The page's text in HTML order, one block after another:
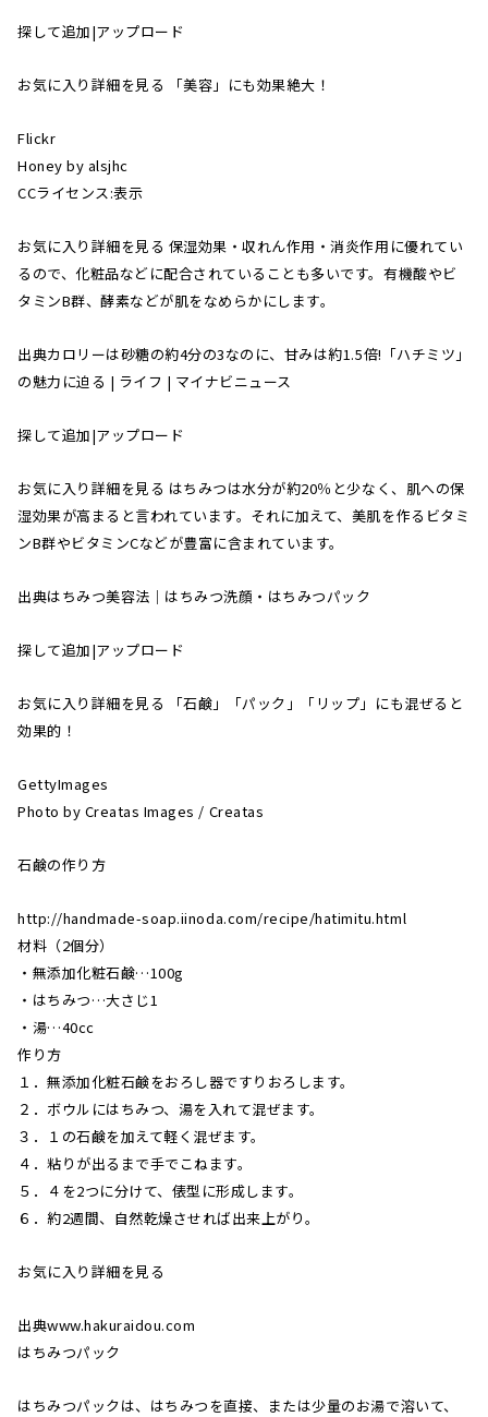
探して追加|アップロード
お気に入り詳細を見る 「美容」にも効果絶大！
Flickr
Honey by alsjhc
CCライセンス:表示
お気に入り詳細を見る 保湿効果・収れん作用・消炎作用に優れてい
るので、化粧品などに配合されていることも多いです。有機酸やビ
タミンB群、酵素などが肌をなめらかにします。
出典カロリーは砂糖の約4分の3なのに、甘みは約1.5倍!「ハチミツ」
の魅力に迫る | ライフ | マイナビニュース
探して追加|アップロード
お気に入り詳細を見る はちみつは水分が約20％と少なく、肌への保
湿効果が高まると言われています。それに加えて、美肌を作るビタミ
ンB群やビタミンCなどが豊富に含まれています。
出典はちみつ美容法｜はちみつ洗顔・はちみつパック
探して追加|アップロード
お気に入り詳細を見る 「石鹸」「パック」「リップ」にも混ぜると
効果的！
GettyImages
Photo by Creatas Images / Creatas
石鹸の作り方
http://handmade-soap.iinoda.com/recipe/hatimitu.html
材料（2個分）
・無添加化粧石鹸…100g
・はちみつ…大さじ1
・湯…40cc
作り方
１．無添加化粧石鹸をおろし器ですりおろします。
２．ボウルにはちみつ、湯を入れて混ぜます。
３．１の石鹸を加えて軽く混ぜます。
４．粘りが出るまで手でこねます。
５．４を2つに分けて、俵型に形成します。
６．約2週間、自然乾燥させれば出来上がり。
お気に入り詳細を見る
出典www.hakuraidou.com
はちみつパック
はちみつパックは、はちみつを直接、または少量のお湯で溶いて、